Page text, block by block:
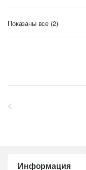
Показаны все (2)Цены:
по
Информация